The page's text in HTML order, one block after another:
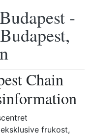
-
Chain
frukost,